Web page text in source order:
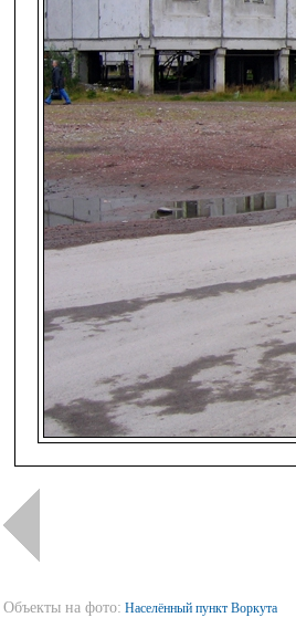
Объекты на фото: Населённый пункт Воркута